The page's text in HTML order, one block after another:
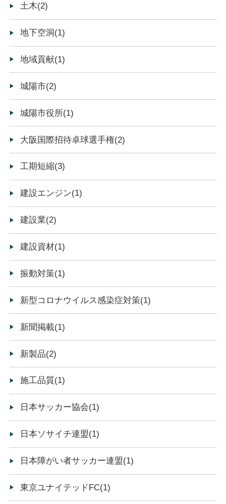
土木(2)
地下空洞(1)
地域貢献(1)
城陽市(2)
城陽市役所(1)
大阪国際招待卓球選手権(2)
工期短縮(3)
建設エンジン(1)
建設業(2)
建設資材(1)
振動対策(1)
新型コロナウイルス感染症対策(1)
新聞掲載(1)
新製品(2)
施工品質(1)
日本サッカー協会(1)
日本ソサイチ連盟(1)
日本障がい者サッカー連盟(1)
東京ユナイテッドFC(1)